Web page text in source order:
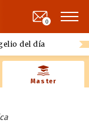
del día
0
Master